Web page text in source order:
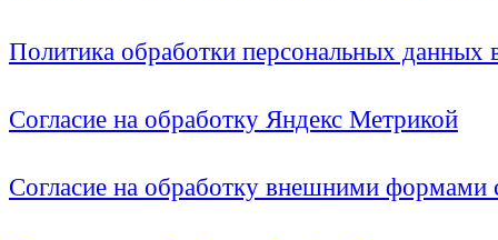
Политика обработки персональных
Согласие на обработку Яндекс Метрикой
Согласие на обработку внешними формами